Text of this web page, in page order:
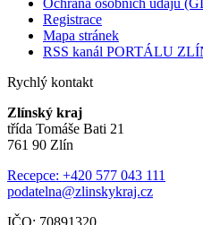
Registrace
Mapa stránek
RSS kanál PORTÁLU
Rychlý kontakt
Zlínský kraj
třída Tomáše Bati 21
761 90 Zlín
Recepce: +420 577 043 111
podatelna@zlinskykraj.cz
IČO: 70891320